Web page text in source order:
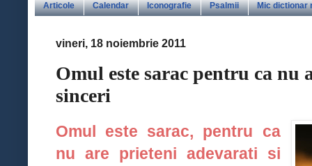
Articole Calendar Iconografie Psalmii Mic dictionar
vineri, 18 noiembrie 2011
Omul este sarac pentru ca nu
sinceri
Omul este sarac, pentru ca
nu are prieteni adevarati si